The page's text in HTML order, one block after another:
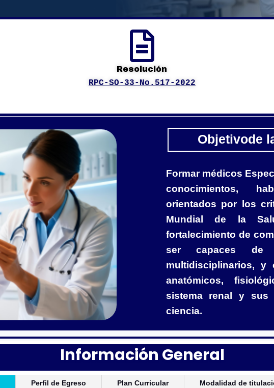

Resolución
RPC-SO-33-No.517-2022
Objetivode
Formar médicos
conocimientos,
orientados por los
Mundial de la
fortalecimiento de
ser capaces de
multidisciplinarios, y
anatómicos,
sistema renal y sus
ciencia.
Información General
Perfil de Egreso Plan Curricular Modalidad de